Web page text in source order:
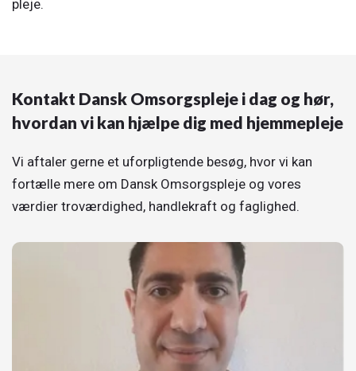
pleje.
Kontakt Dansk Omsorgspleje i dag og hør,
hvordan vi kan hjælpe dig med hjemmepleje
Vi aftaler gerne et uforpligtende besøg, hvor vi kan
fortælle mere om Dansk Omsorgspleje og vores
værdier troværdighed, handlekraft og faglighed.